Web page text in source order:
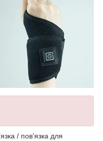
/ пов'язка для